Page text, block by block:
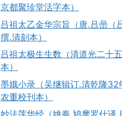
京都聚珍堂活字本）
吕祖太乙金华宗旨（唐.吕喦（
撰.清刻本）
吕祖太极生生数（清道光二十
本）
墨娥小录（吴继辑订.清乾隆32
农重校刊本）
妙法莲华经（姚秦.鸠摩罗什译.